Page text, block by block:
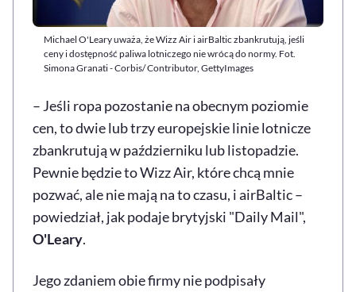
Michael O'Leary uważa, że Wizz Air i airBaltic zbankrutują, jeśli
ceny i dostępność paliwa lotniczego nie wrócą do normy. Fot.
Simona Granati - Corbis/ Contributor, GettyImages
– Jeśli ropa pozostanie na obecnym poziomie
cen, to dwie lub trzy europejskie linie lotnicze
zbankrutują w październiku lub listopadzie.
Pewnie będzie to Wizz Air, które chcą mnie
pozwać, ale nie mają na to czasu, i airBaltic –
powiedział, jak podaje brytyjski "Daily Mail",
O'Leary.
Jego zdaniem obie firmy nie podpisały